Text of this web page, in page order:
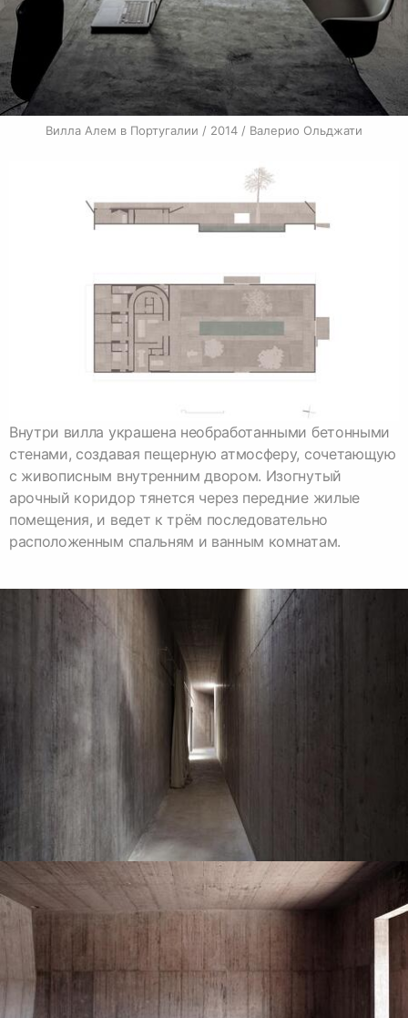
Вилла Алем в Португалии / 2014 / Валерио Ольджати
Внутри вилла украшена необработанными бетонными
стенами, создавая пещерную атмосферу, сочетающую
с живописным внутренним двором. Изогнутый
арочный коридор тянется через передние жилые
помещения, и ведет к трём последовательно
расположенным спальням и ванным комнатам.